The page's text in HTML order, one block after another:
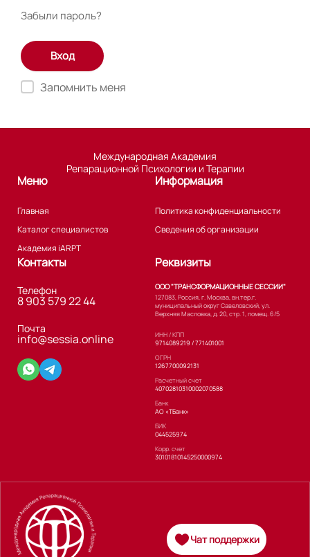
Забыли пароль?
Запомнить меня
Международная Академия
Репарационной Психологии и Терапии
Меню
Главная
Каталог специалистов
Академия iARPT
Информация
Политика конфиденциальности
Сведения об организации
Контакты
Телефон
8 903 579 22 44
Почта
info@sessia.online
Реквизиты
ООО "ТРАНСФОРМАЦИОННЫЕ СЕССИИ"
127083, Россия, г. Москва, вн.тер.г.
муниципальный округ Савеловский, ул.
Верхняя Масловка, д. 20, стр. 1, помещ. 6/5
ИНН / КПП
9714089219 / 771401001
ОГРН
1267700092131
Расчетный счет
40702810310002070588
Банк
АО «ТБанк»
БИК
044525974
Корр. счет
30101810145250000974
Чат поддержки